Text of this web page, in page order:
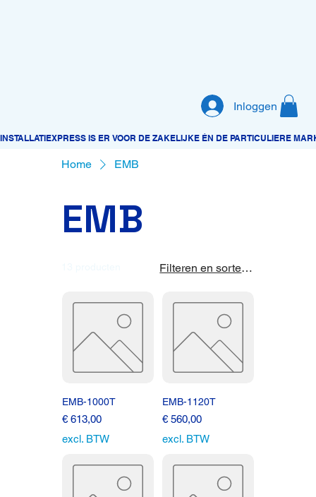
Inloggen
Home EMB
EMB
Filteren en sorteren
EMB-1000T
Prijs
€ 613,00
excl. BTW
EMB-1120T
Prijs
€ 560,00
excl. BTW